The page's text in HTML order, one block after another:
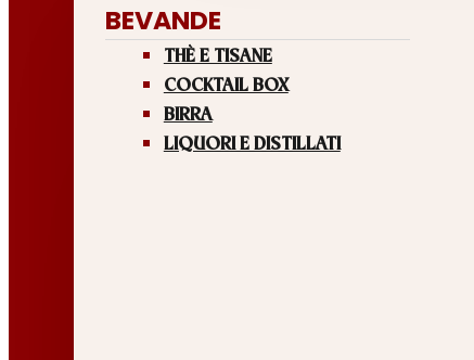
BEVANDE
THÈ E TISANE
COCKTAIL BOX
BIRRA
LIQUORI E DISTILLATI